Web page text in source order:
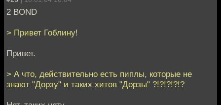
2 BOND
> Привет Гоблину!
Привет.
> А что, действительно есть пиплы, которые не
знают "Дорзу" и таких хитов "Дорзы" ?!?!?!?!?